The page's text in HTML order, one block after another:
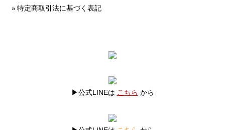
特定商取引法に基づく表記
▶公式LINEは こちら から